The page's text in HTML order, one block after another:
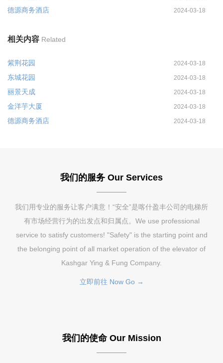
德源商务酒店 2024-03-18
相关内容 Related
紫荆花园 2024-03-18
东城花园 2024-03-18
丽景天成 2024-03-18
金洋芋大厦 2024-03-18
德源商务酒店 2024-03-18
我们的服务 Our Services
我们用专业的服务让客户满意！“安全”是喀什盈丰公司的电梯所
有市场经营行为的出发点和归属点。We use professional
service to satisfy customers! "Safety" is the starting point and
the belonging point of all market operation of the elevator of
Kashgar Ying & Fung Company.
立即前往 Now Go →
我们的使命 Our Mission